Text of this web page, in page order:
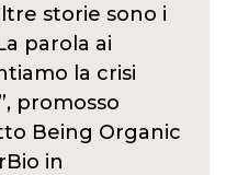
storie sono i
parola ai
la crisi
promosso
Being Organic
in